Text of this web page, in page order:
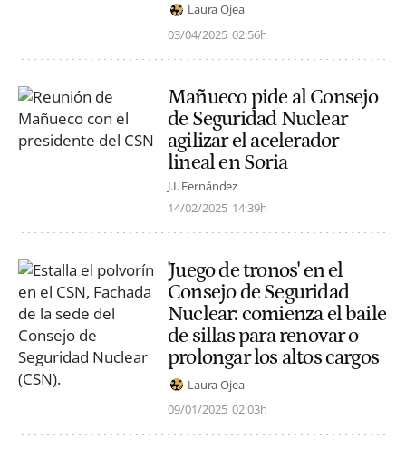
Laura Ojea
03/04/2025 02:56h
Mañueco pide al Consejo
de Seguridad Nuclear
agilizar el acelerador
lineal en Soria
J.I. Fernández
14/02/2025 14:39h
'Juego de tronos' en el
Consejo de Seguridad
Nuclear: comienza el baile
de sillas para renovar o
prolongar los altos cargos
Laura Ojea
09/01/2025 02:03h